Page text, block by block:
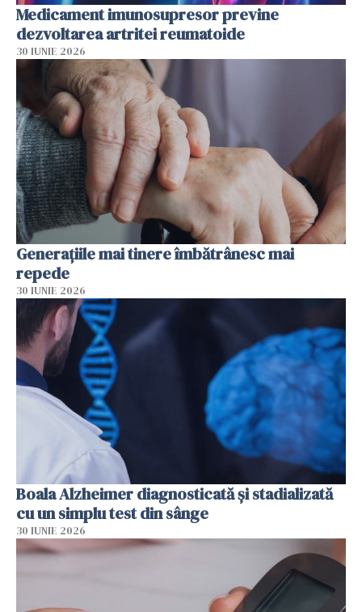
Medicament imunosupresor previne
dezvoltarea artritei reumatoide
30 IUNIE 2026
Generațiile mai tinere îmbătrânesc mai
repede
30 IUNIE 2026
Boala Alzheimer diagnosticată și stadializată
cu un simplu test din sânge
30 IUNIE 2026